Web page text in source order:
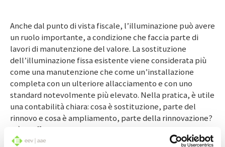
Anche dal punto di vista fiscale, l’illuminazione può avere
un ruolo importante, a condizione che faccia parte di
lavori di manutenzione del valore. La sostituzione
dell’illuminazione fissa esistente viene considerata più
come una manutenzione che come un’installazione
completa con un ulteriore allacciamento e con uno
standard notevolmente più elevato. Nella pratica, è utile
una contabilità chiara: cosa è sostituzione, parte del
rinnovo e cosa è ampliamento, parte della rinnovazione?
Più le offerte e le fatture separano chiaramente le voci,
più è facile la classificazione per le tasse.